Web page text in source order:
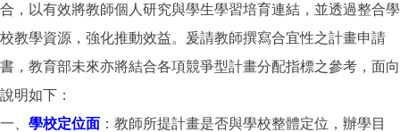
合，以有效將教師個人研究與學生學習培育連結，並透過整合學
校教學資源，強化推動效益。爰請教師撰寫合宜性之計畫申請
書，教育部未來亦將結合各項競爭型計畫分配指標之參考，面向
說明如下：
一、 學校定位面 ：教師所提計畫是否與學校整體定位，辦學目